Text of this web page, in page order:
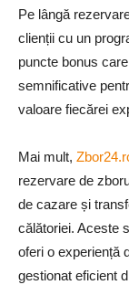
Pe lângă
clienții cu un
puncte bonus
semnificative
valoare fiecărei
Mai mult,
rezervare de
de cazare și
călătoriei. Aceste
oferi o experiență
gestionat eficient